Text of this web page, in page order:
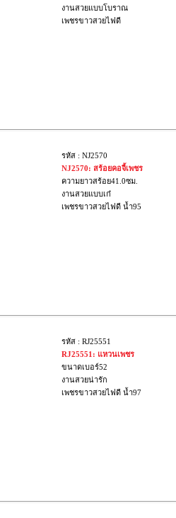
งานสวยแบบโบราณ
เพชรขาวสวยไฟดี
รหัส : NJ2570
NJ2570: สร้อยคอจี้เพชร
ความยาวสร้อย41.0ซม.
งานสวยแบบเก๋
เพชรขาวสวยไฟดี น้ำ95
รหัส : RJ25551
RJ25551: แหวนเพชร
ขนาดเบอร์52
งานสวยน่ารัก
เพชรขาวสวยไฟดี น้ำ97